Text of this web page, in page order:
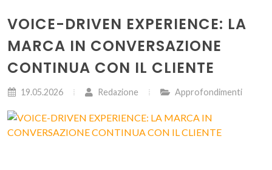
VOICE-DRIVEN EXPERIENCE: LA
MARCA IN CONVERSAZIONE
CONTINUA CON IL CLIENTE
19.05.2026 Redazione Approfondimenti